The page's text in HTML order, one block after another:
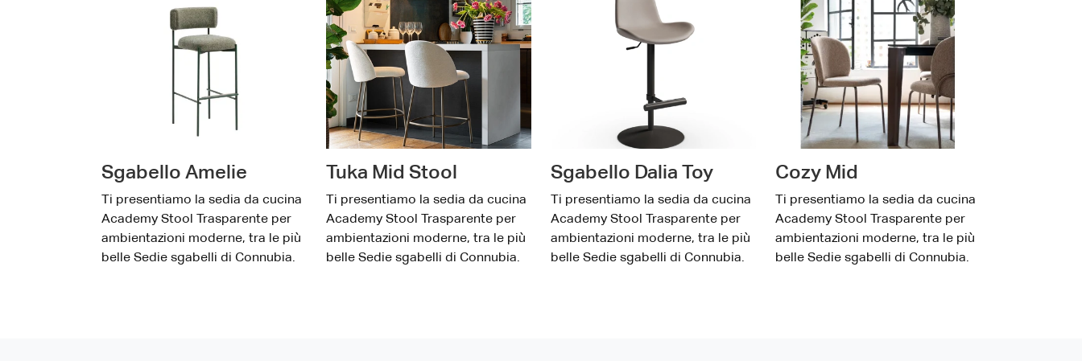
Sgabello Amelie
Ti presentiamo la sedia da cucina
Academy Stool Trasparente per
ambientazioni moderne, tra le più
belle Sedie sgabelli di Connubia.
Tuka Mid Stool
Ti presentiamo la sedia da cucina
Academy Stool Trasparente per
ambientazioni moderne, tra le più
belle Sedie sgabelli di Connubia.
Sgabello Dalia Toy
Ti presentiamo la sedia da cucina
Academy Stool Trasparente per
ambientazioni moderne, tra le più
belle Sedie sgabelli di Connubia.
Cozy Mid
Ti presentiamo la sedia da cucina
Academy Stool Trasparente per
ambientazioni moderne, tra le più
belle Sedie sgabelli di Connubia.